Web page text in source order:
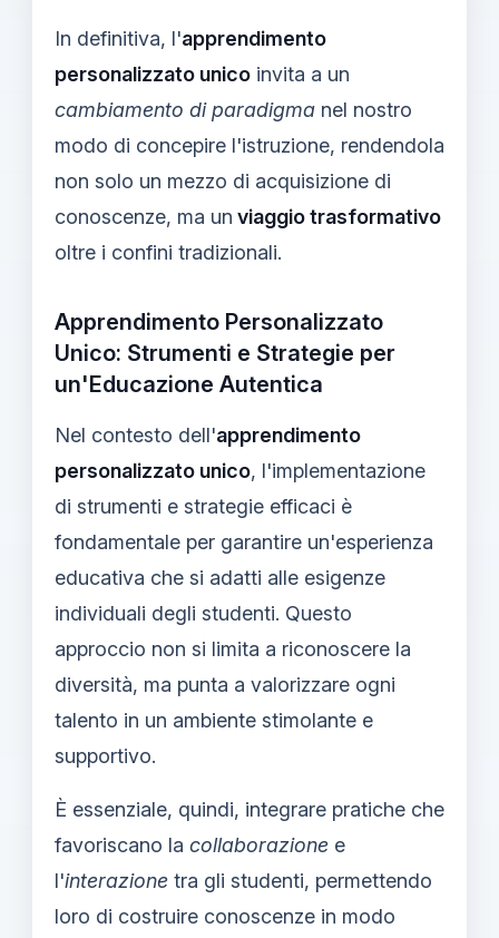
In definitiva, l'apprendimento
personalizzato unico invita a un
cambiamento di paradigma nel nostro
modo di concepire l'istruzione, rendendola
non solo un mezzo di acquisizione di
conoscenze, ma un viaggio trasformativo
oltre i confini tradizionali.
Apprendimento Personalizzato
Unico: Strumenti e Strategie per
un'Educazione Autentica
Nel contesto dell'apprendimento
personalizzato unico, l'implementazione
di strumenti e strategie efficaci è
fondamentale per garantire un'esperienza
educativa che si adatti alle esigenze
individuali degli studenti. Questo
approccio non si limita a riconoscere la
diversità, ma punta a valorizzare ogni
talento in un ambiente stimolante e
supportivo.
È essenziale, quindi, integrare pratiche che
favoriscano la collaborazione e
l'interazione tra gli studenti, permettendo
loro di costruire conoscenze in modo